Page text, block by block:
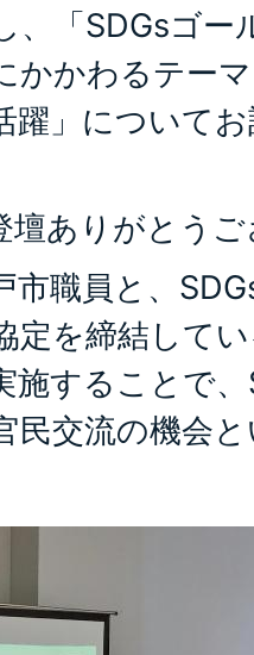
、「SDGsゴー
かかわるテー
躍」について
壇ありがとう
市職員と、
定を締結して
施することで
民交流の機会